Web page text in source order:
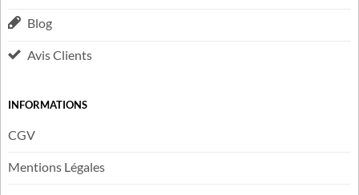
Blog
Avis Clients
INFORMATIONS
CGV
Mentions Légales